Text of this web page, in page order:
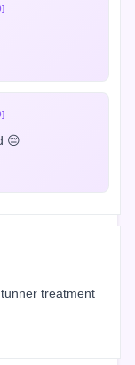
😔
treatment